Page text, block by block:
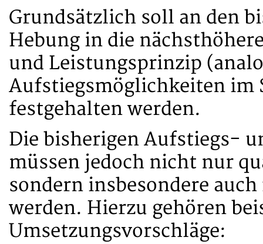
Grundsätzlich soll an den
Hebung in die
und Leistungsprinzip
Aufstiegsmöglichkeiten im
festgehalten werden.
Die bisherigen Aufstiegs-
müssen jedoch nicht nur
sondern insbesondere
werden. Hierzu gehören
Umsetzungsvorschläge: